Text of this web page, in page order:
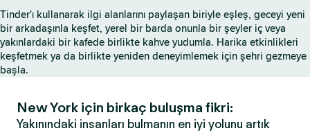
Tinder'ı kullanarak ilgi alanlarını paylaşan biriyle eşleş, geceyi yeni
bir arkadaşınla keşfet, yerel bir barda onunla bir şeyler iç veya
yakınlardaki bir kafede birlikte kahve yudumla. Harika etkinlikleri
keşfetmek ya da birlikte yeniden deneyimlemek için şehri gezmeye
başla.
New York için birkaç buluşma fikri:
Yakınındaki insanları bulmanın en iyi yolunu artık